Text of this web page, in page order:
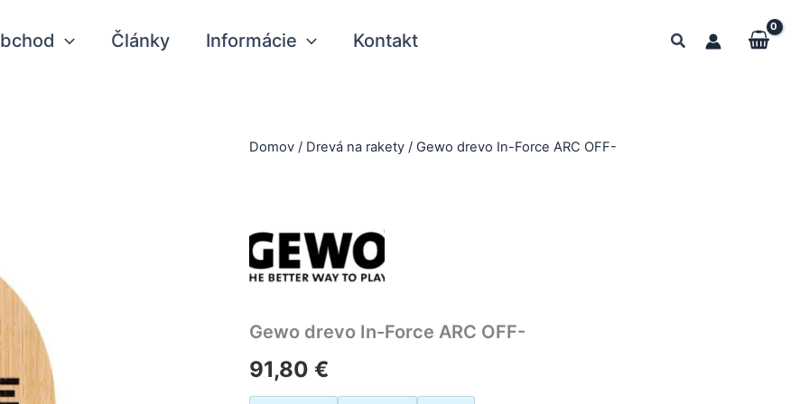
Články Informácie Kontakt
Domov / Drevá na rakety / Gewo drevo In-Force ARC OFF-
Gewo drevo In-Force ARC OFF-
91,80€